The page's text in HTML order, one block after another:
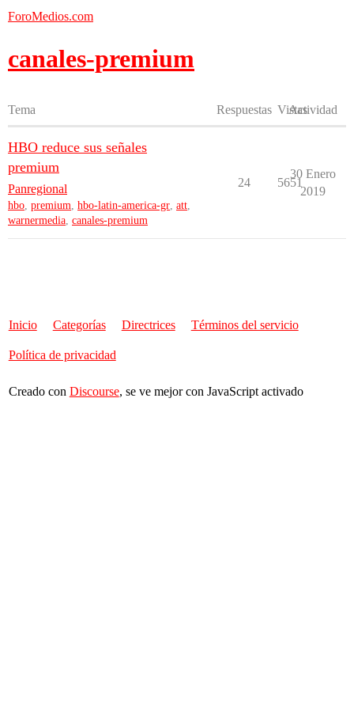
ForoMedios.com
canales-premium
Tema Respuestas Vistas
Actividad
HBO reduce sus señales
premium
Panregional
hbo, premium, hbo-latin-america-gr, att,
warnermedia, canales-premium
24 5651
30 Enero
2019
Inicio Categorías Directrices Términos del servicio
Política de privacidad
Creado con Discourse, se ve mejor con JavaScript activado